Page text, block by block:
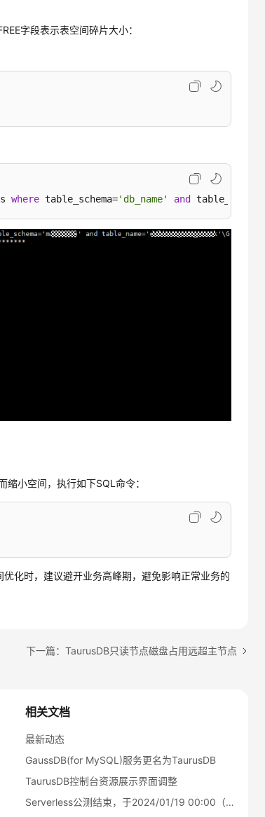
字段表示表空间碎片大小：
where table_schema='db_name' and table_name =
小空间，执行如下SQL命令：
化时，建议避开业务高峰期，避免影响正常业务的
下一篇：TaurusDB只读节点磁盘占用远超主节点
相关文档
最新动态
GaussDB(for MySQL)服务更名为TaurusDB
TaurusDB控制台资源展示界面调整
Serverless公测结束，于2024/01/19 00:00（北京时间）转商用